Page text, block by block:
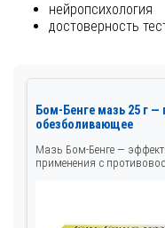
нейропсихология
достоверность
Бом-Бенге мазь 25 г
обезболивающее
Мазь Бом-Бенге —
применения с